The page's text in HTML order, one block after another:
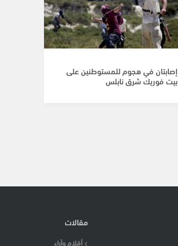
إصابتان في هجوم للمستوطنين على
بيت فوريك شرق نابلس
مقالات
أقلام وآراء